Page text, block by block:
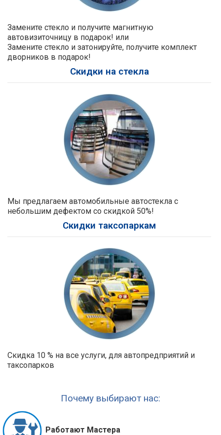
Замените стекло и получите магнитную
автовизиточницу в подарок! или
Замените стекло и затонируйте, получите комплект
дворников в подарок!
Скидки на стекла
Мы предлагаем автомобильные автостекла с
небольшим дефектом со скидкой 50%!
Скидки таксопаркам
Скидка 10 % на все услуги, для автопредприятий и
таксопарков
Почему выбирают нас:
Работают Мастера